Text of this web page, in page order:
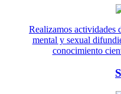
Realizamos actividades
mental y sexual
conocimiento